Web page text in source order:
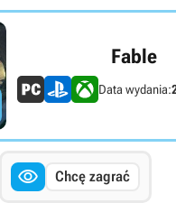
Fable
Data wydania:
 Chcę zagrać